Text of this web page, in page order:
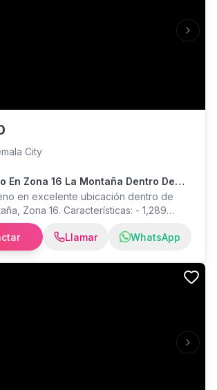
Next
City
En Zona 16 La Montaña Dentro De
en excelente ubicación dentro de
Zona 16. Características: - 1,289
irregular - Ubicación dentro de Garita -
Precio de venta: $300,000
Contáctanos: FB: Fusion Bienes Raíces
Llamar WhatsApp
Next